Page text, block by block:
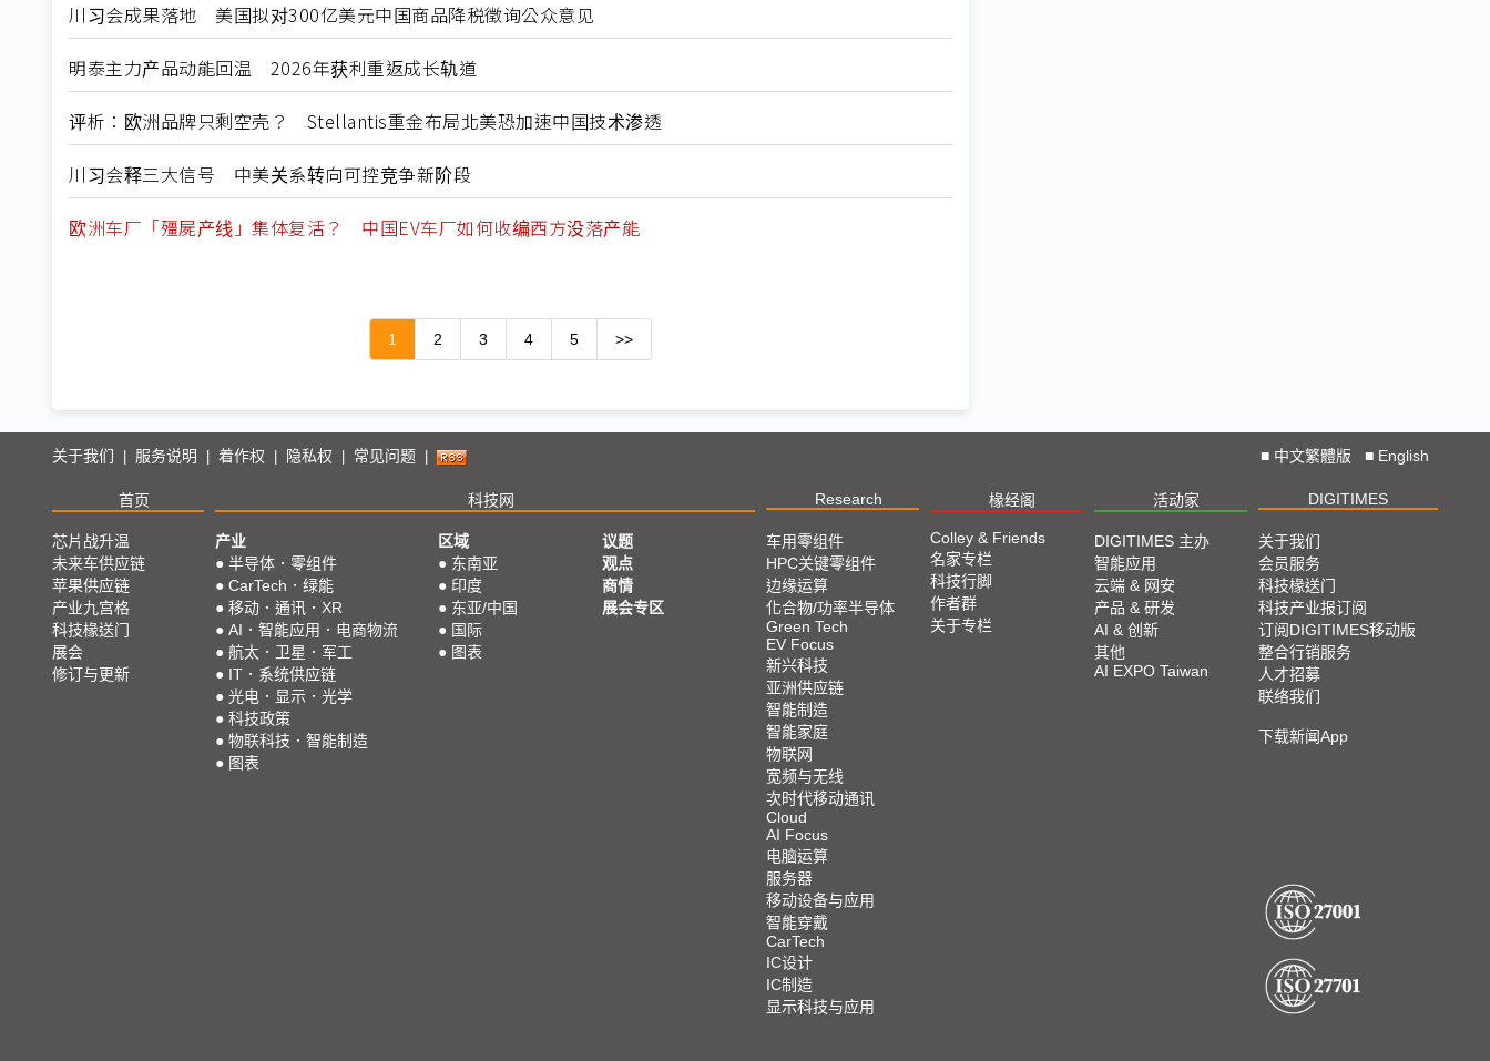
川习会成果落地 美国拟对300亿美元中国商品降税徵询公众意见
明泰主力产品动能回温 2026年获利重返成长轨道
评析：欧洲品牌只剩空壳？ Stellantis重金布局北美恐加速中国技术渗透
川习会释三大信号 中美关系转向可控竞争新阶段
欧洲车厂「殭屍产线」集体复活？ 中国EV车厂如何收编西方没落产能
1 2 3 4 5 >>
关于我们 服务说明 着作权 隐私权 常见问题 ■ 中文繁體版 ■ English
首页 科技网 Research 椽经阁 活动家 DIGITIMES
芯片战升温
未来车供应链
苹果供应链
产业九宫格
科技椽送门
展会
修订与更新
产业
● 半导体．零组件
● CarTech．绿能
● 移动．通讯．XR
● AI．智能应用．电商物流
● 航太．卫星．军工
● IT．系统供应链
● 光电．显示．光学
● 科技政策
● 物联科技．智能制造
● 图表
区域
● 东南亚
● 印度
● 东亚/中国
● 国际
● 图表
议题
观点
商情
展会专区
车用零组件
HPC关键零组件
边缘运算
化合物/功率半导体
Green Tech
EV Focus
新兴科技
亚洲供应链
智能制造
智能家庭
物联网
宽频与无线
次时代移动通讯
Cloud
AI Focus
电脑运算
服务器
移动设备与应用
智能穿戴
CarTech
IC设计
IC制造
显示科技与应用
Colley & Friends
名家专栏
科技行脚
作者群
关于专栏
DIGITIMES 主办
智能应用
云端 & 网安
产品 & 研发
AI & 创新
其他
AI EXPO Taiwan
关于我们
会员服务
科技椽送门
科技产业报订阅
订阅DIGITIMES移动版
整合行销服务
人才招募
联络我们
下载新闻App